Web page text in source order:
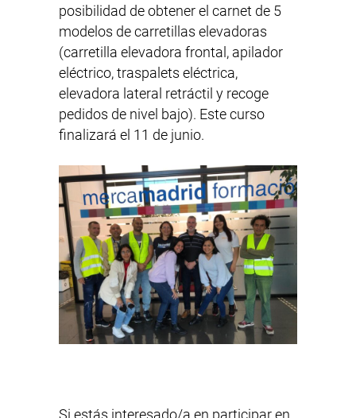
posibilidad de obtener el carnet de 5
modelos de carretillas elevadoras
(carretilla elevadora frontal, apilador
eléctrico, traspalets eléctrica,
elevadora lateral retráctil y recoge
pedidos de nivel bajo). Este curso
finalizará el 11 de junio.
Si estás interesado/a en participar en